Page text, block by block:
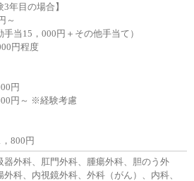
3年目の場合】
～
当15，000円＋その他手当て）
円程度
円
円～ ※経験考慮
800円
器外科、肛門外科、腫瘍外科、胆のう外
科、内視鏡外科、外科（がん）、内科、